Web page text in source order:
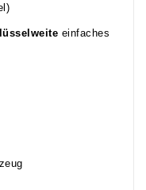
einfaches